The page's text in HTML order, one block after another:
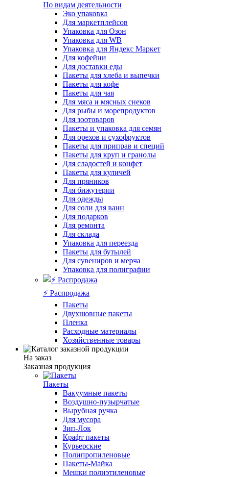
По видам деятельности
Эко упаковка
Для маркетплейсов
Упаковка для Озон
Упаковка для WB
Упаковка для Яндекс Маркет
Для кофейни
Для доставки еды
Пакеты для хлеба и выпечки
Пакеты для кофе
Пакеты для чая
Для мяса и мясных снеков
Для рыбы и морепродуктов
Для зоотоваров
Пакеты и упаковка для семян
Для орехов и сухофруктов
Пакеты для приправ и специй
Пакеты для круп и гранолы
Для сладостей и конфет
Пакеты для куличей
Для пряников
Для бижутерии
Для одежды
Для соли для ванн
Для подарков
Для ремонта
Для склада
Упаковка для переезда
Пакеты для бутылей
Для сувениров и мерча
Упаковка для полиграфии
⚡️ Распродажа
Пакеты
Двухшовные пакеты
Пленка
Расходные материалы
Хозяйственные товары
На заказ
Заказная продукция
Пакеты
Вакуумные пакеты
Воздушно-пузырчатые
Вырубная ручка
Для мусора
Зип-Лок
Крафт пакеты
Курьерские
Полипропиленовые
Пакеты-Майка
Мешки полиэтиленовые